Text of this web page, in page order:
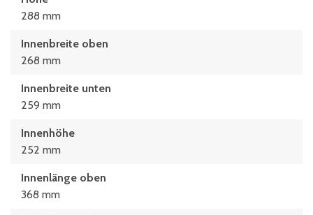
288 mm
Innenbreite oben
268 mm
Innenbreite unten
259 mm
Innenhöhe
252 mm
Innenlänge oben
368 mm